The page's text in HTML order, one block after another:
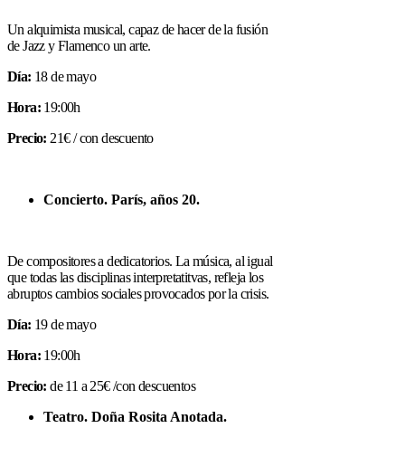
Un alquimista musical, capaz de hacer de la fusión
de Jazz y Flamenco un arte.
Día: 18 de mayo
Hora: 19:00h
Precio: 21€ / con descuento
Concierto. París, años 20.
De compositores a dedicatorios. La música, al igual
que todas las disciplinas interpretatitvas, refleja los
abruptos cambios sociales provocados por la crisis.
Día: 19 de mayo
Hora: 19:00h
Precio: de 11 a 25€ /con descuentos
Teatro. Doña Rosita Anotada.